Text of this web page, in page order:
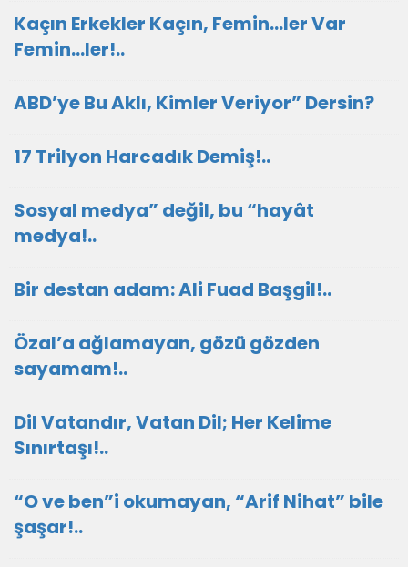
Kaçın Erkekler Kaçın, Femin…ler Var
Femin…ler!..
ABD’ye Bu Aklı, Kimler Veriyor” Dersin?
17 Trilyon Harcadık Demiş!..
Sosyal medya” değil, bu “hayât
medya!..
Bir destan adam: Ali Fuad Başgil!..
Özal’a ağlamayan, gözü gözden
sayamam!..
Dil Vatandır, Vatan Dil; Her Kelime
Sınırtaşı!..
“O ve ben”i okumayan, “Arif Nihat” bile
şaşar!..